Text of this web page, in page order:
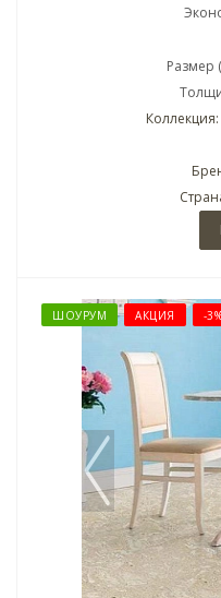
ШОУРУМ АКЦИЯ -